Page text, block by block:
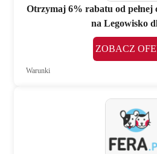
Otrzymaj 6% rabatu od pełnej
na Legowisko
ZOBACZ
Warunki